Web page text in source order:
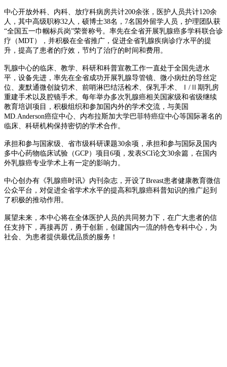
中心开放外科、内科、放疗科病房共计200余张，医护人员共计120余
人，其中高级职称32人，硕博士38名，7名国外留学人员，护理团队获
“全国五一巾帼标兵岗”荣誉称号。率先在全省开展乳腺癌多学科联合诊
疗（MDT），并积极在全省推广，促进全省乳腺疾病诊疗水平的提
升，提高了患者的疗效，节约了治疗的时间和费用。
乳腺中心的临床、教学、科研和科普宣教工作一直处于全国先进水
平，设备先进，率先在全省成功开展乳腺导管镜、微小病灶的导丝定
位、麦默通微创旋切术、前哨淋巴结活检术、保乳手术、Ⅰ/Ⅱ期乳房
重建手术以及腔镜手术。每年举办多次乳腺癌相关国家级和省级继续
教育培训项目，积极组织和参加国内外的学术交流，与美国
MD.Anderson癌症中心、内布拉斯加大学巴菲特癌症中心等国际著名的
临床、科研机构保持密切的学术合作。
承担和参与国家级、省市级科研课题30余项，承担和参与国际及国内
多中心药物临床试验（GCP）项目6项，发表SCI论文30余篇，在国内
外乳腺癌专业学术上有一定的影响力。
中心创办有《乳腺癌时讯》内刊杂志，开设了Breast患者健康教育微信
公众平台，对促进全省学术水平的提高和乳腺癌科普知识的推广起到
了积极的推动作用。
展望未来，本中心将在全体医护人员的共同努力下，在广大患者的信
任支持下，再接再厉，勇于创新，创建国内一流的特色专科中心，为
社会、为患者提供最优品质的服务！